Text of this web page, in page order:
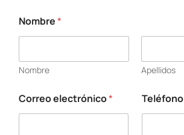
Nombre*
Nombre Apellidos
Correo electrónico* Teléfono